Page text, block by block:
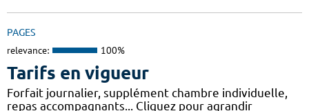
PAGES
relevance: 100%
Tarifs en vigueur
Forfait journalier, supplément chambre individuelle,
repas accompagnants... Cliquez pour agrandir